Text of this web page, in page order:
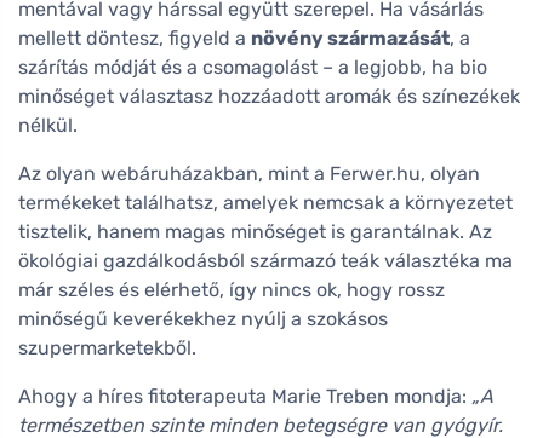
mentával vagy hárssal együtt szerepel. Ha vásárlás
mellett döntesz, figyeld a növény származását, a
szárítás módját és a csomagolást – a legjobb, ha bio
minőséget választasz hozzáadott aromák és színezékek
nélkül.
Az olyan webáruházakban, mint a Ferwer.hu, olyan
termékeket találhatsz, amelyek nemcsak a környezetet
tisztelik, hanem magas minőséget is garantálnak. Az
ökológiai gazdálkodásból származó teák választéka ma
már széles és elérhető, így nincs ok, hogy rossz
minőségű keverékekhez nyúlj a szokásos
szupermarketekből.
Ahogy a híres fitoterapeuta Marie Treben mondja: „A
természetben szinte minden betegségre van gyógyír.